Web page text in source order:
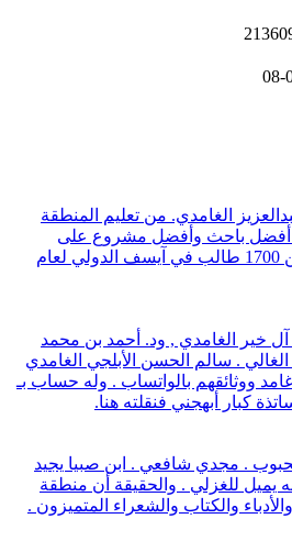
الغامدي. من تعليم المنطقة
أفضل باحث وأفضل مشروع على
مستوى العالم من بين 1700 طالب في آيسف الدولي لعام
آل خير الغامدي , ود. أحمد بن محمد
. سالم الحسن الأبلجي الغامدي
ووثائقهم بالواتساب . وله حساب بـ
كبار أبهجني فنقلته هنا.
. مجدي شافعي . ابن صبيا يجيد
يميل للغزلي . والحقيقة أن منطقة
والكتاب والشعراء المتميزون .